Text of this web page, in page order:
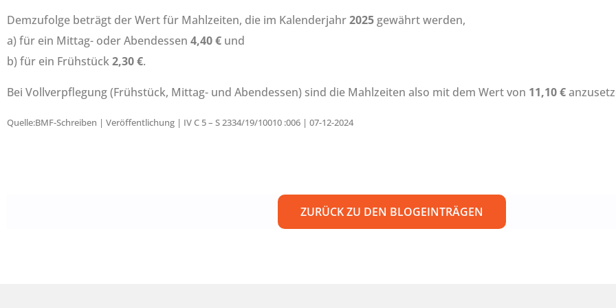
Demzufolge beträgt der Wert für Mahlzeiten, die im Kalenderjahr2025 gewährt werden,
a) für ein Mittag- oder Abendessen 4,40 € und
b) für ein Frühstück2,30 €.
Bei Vollverpflegung (Frühstück, Mittag- und Abendessen) sind die Mahlzeiten also mit dem Wert von 11,10 €
Quelle:BMF-Schreiben | Veröffentlichung | IV C 5 – S 2334/19/10010 :006 | 07-12-2024
ZURÜCK ZU DEN BLOGEINTRÄGEN